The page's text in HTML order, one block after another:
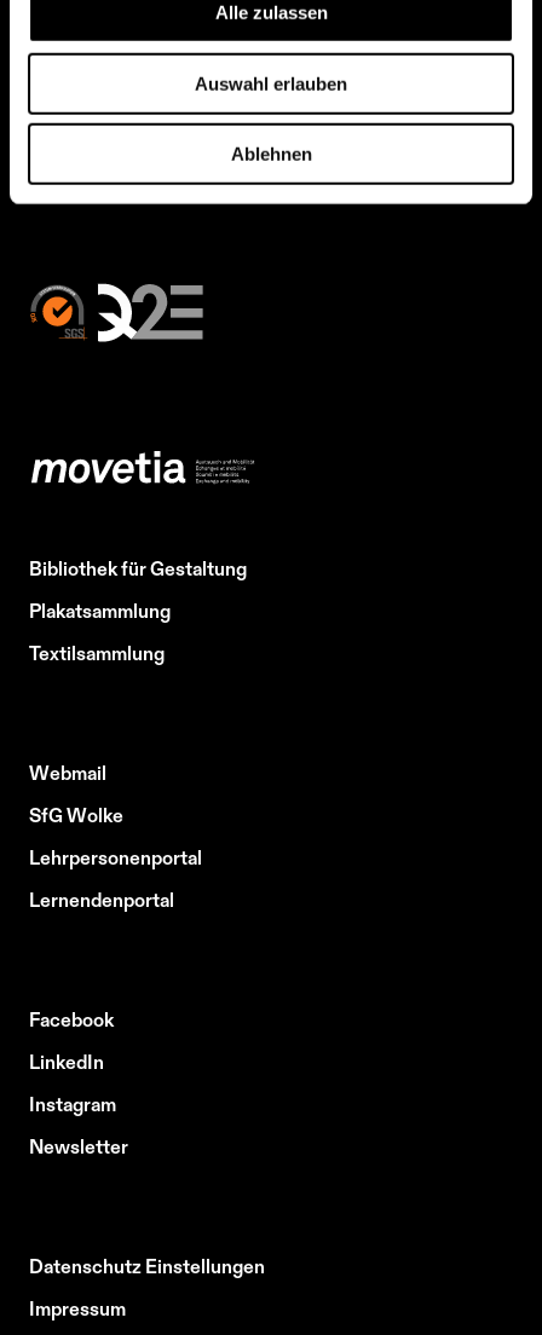
Alle zulassen
Auswahl erlauben
Ablehnen
Bibliothek für Gestaltung
Plakatsammlung
Textilsammlung
Webmail
SfG Wolke
Lehrpersonenportal
Lernendenportal
Facebook
LinkedIn
Instagram
Newsletter
Datenschutz Einstellungen
Impressum